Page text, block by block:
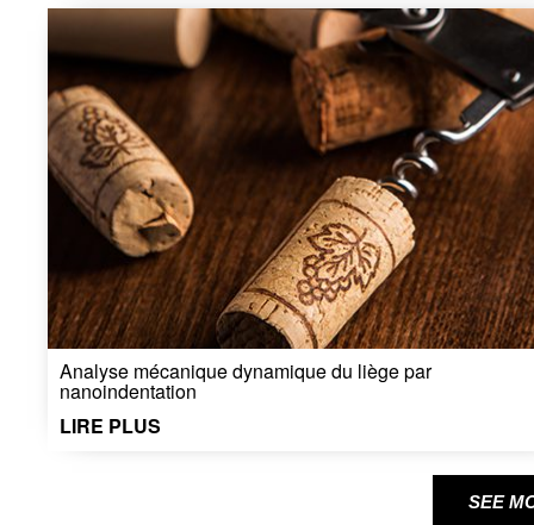
Analyse mécanique dynamique du liège par
nanoindentation
LIRE PLUS
SEE